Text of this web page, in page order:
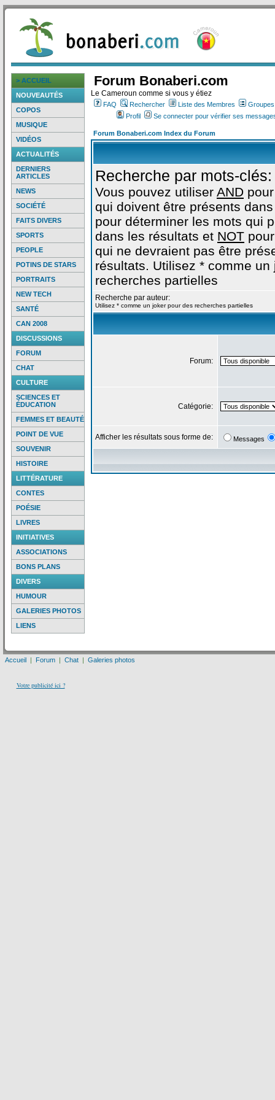
> ACCUEIL
NOUVEAUTÉS
COPOS
MUSIQUE
VIDÉOS
ACTUALITÉS
DERNIERS
ARTICLES
NEWS
SOCIÉTÉ
FAITS DIVERS
SPORTS
PEOPLE
POTINS DE STARS
PORTRAITS
NEW TECH
SANTÉ
CAN 2008
DISCUSSIONS
FORUM
CHAT
CULTURE
SCIENCES ET
ÉDUCATION
FEMMES ET BEAUTÉ
POINT DE VUE
SOUVENIR
HISTOIRE
LITTÉRATURE
CONTES
POÉSIE
LIVRES
INITIATIVES
ASSOCIATIONS
BONS PLANS
DIVERS
HUMOUR
GALERIES PHOTOS
LIENS
Forum Bonaberi.com
Le Cameroun comme si vous y étiez
FAQ Rechercher Liste des Membres
Profil
Se connecter pour vérifier ses
Forum Bonaberi.com Index du Forum
Recherche par mots-clés:
Vous pouvez utiliser AND
qui doivent être présents
pour déterminer les mots qui
dans les résultats et NOT
qui ne devraient pas être
résultats. Utilisez * comme un
recherches partielles
Recherche par auteur:
Utilisez * comme un joker pour des recherches partielles
Forum:
Catégorie:
Afficher les résultats sous forme de: Messages
Accueil | Forum | Chat | Galeries photos
Votre publicité ici ?